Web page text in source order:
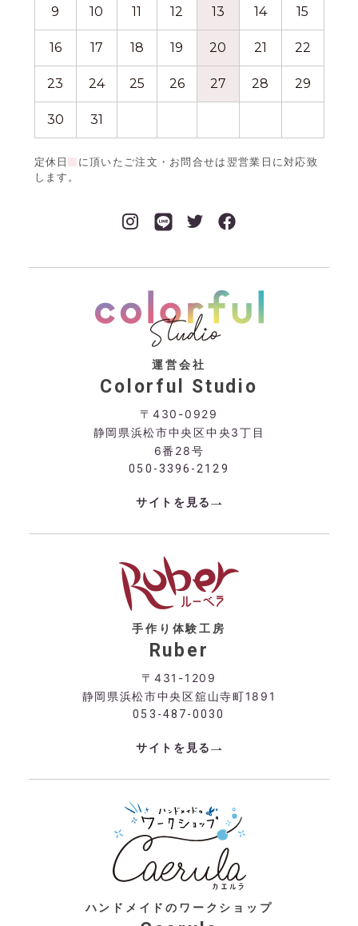
9 10 11 12 13 14 15
16 17 18 19 20 21 22
23 24 25 26 27 28 29
30 31
定休日
に頂いたご注文・お問合せは翌営業日に対応致
します。
運営会社
Colorful Studio
〒430-0929
静岡県浜松市中央区中央3丁目
6番28号
050-3396-2129
サイトを見る
手作り体験工房
Ruber
〒431-1209
静岡県浜松市中央区舘山寺町1891
053-487-0030
サイトを見る
ハンドメイドのワークショップ